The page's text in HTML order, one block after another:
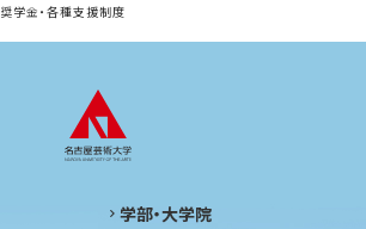
奨学金・各種支援制度
学部・大学院